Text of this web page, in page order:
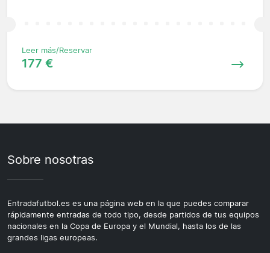
Leer más/Reservar
177 €
Sobre nosotras
Entradafutbol.es es una página web en la que puedes comparar
rápidamente entradas de todo tipo, desde partidos de tus equipos
nacionales en la Copa de Europa y el Mundial, hasta los de las
grandes ligas europeas.